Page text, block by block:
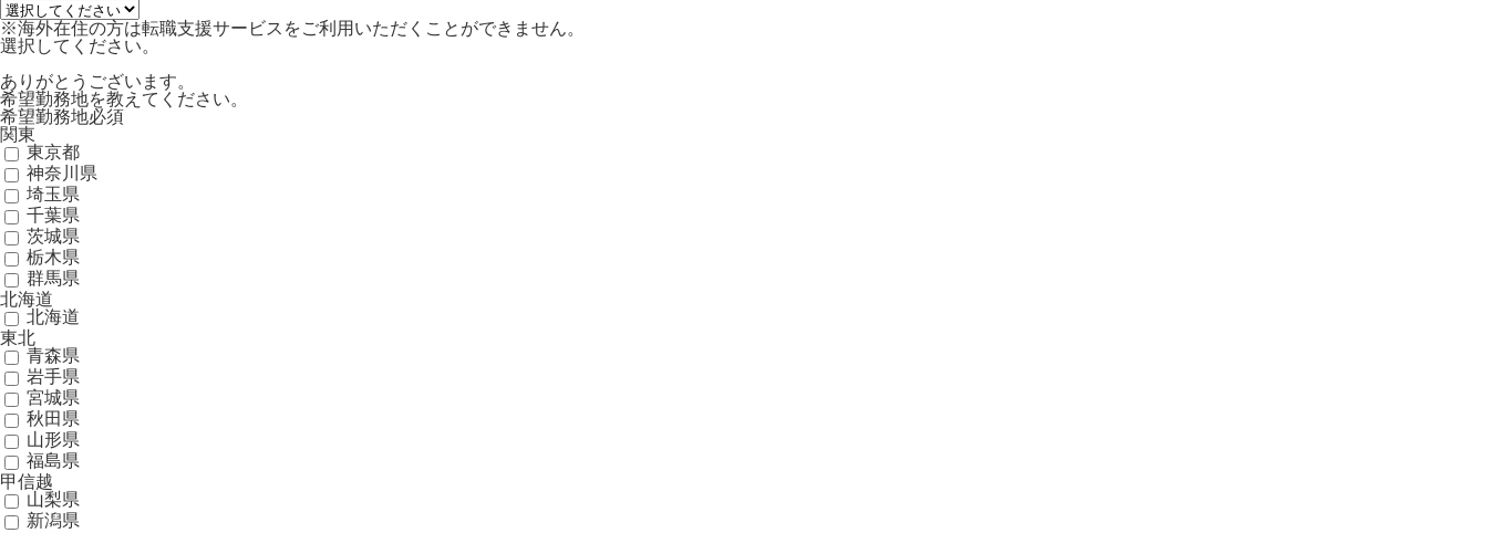
※海外在住の方は転職支援サービスをご利用いただくことができません。
選択してください。
ありがとうございます。
希望勤務地を教えてください。
希望勤務地必須
関東
東京都
神奈川県
埼玉県
千葉県
茨城県
栃木県
群馬県
北海道
北海道
東北
青森県
岩手県
宮城県
秋田県
山形県
福島県
甲信越
山梨県
新潟県